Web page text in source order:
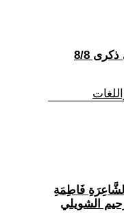
فَاطِمَةِ
الشويلي